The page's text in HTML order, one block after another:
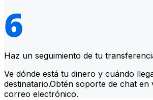
Haz un seguimiento de tu
Ve dónde está tu dinero y cuándo
destinatario.Obtén soporte de chat
correo electrónico.